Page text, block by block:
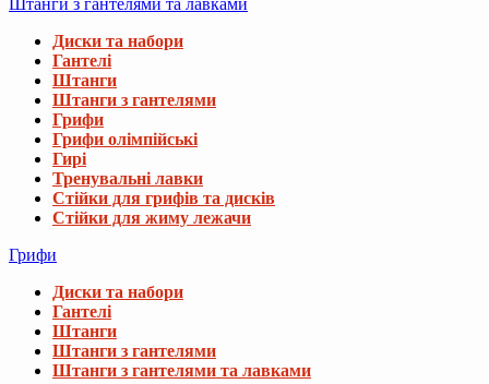
Диски та набори
Гантелі
Штанги
Штанги з гантелями
Грифи
Грифи олімпійські
Гирі
Тренувальні лавки
Стійки для грифів та дисків
Стійки для жиму лежачи
Грифи
Диски та набори
Гантелі
Штанги
Штанги з гантелями
Штанги з гантелями та лавками